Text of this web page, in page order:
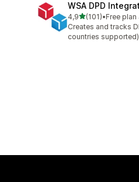
WSA DPD
4,9de 5 estrelas
(101)
101 total de
•Free
Creates and tracks
countries supported)